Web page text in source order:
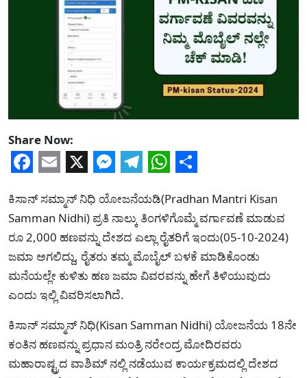
Share Now:
Facebook
Email
X Messenger
Telegram
WhatsApp
Share
ಕಿಸಾನ್ ಸಮ್ಮಾನ್ ನಿಧಿ ಯೋಜನೆಯಡಿ(Pradhan Mantri Kisan
Samman Nidhi) ಪ್ರತಿ ನಾಲ್ಕು ತಿಂಗಳಿಗೊಮ್ಮೆ ವರ್ಗಾವಣೆ ಮಾಡುವ
ರೂ 2,000 ಹಣವನ್ನು ದೇಶದ ಎಲ್ಲಾ ರೈತರಿಗೆ ಇಂದು(05-10-2024)
ಜಮಾ ಅಗಲಿದ್ದು, ರೈತರು ತಮ್ಮ ಮೊಬೈಲ್ ಬಳಕೆ ಮಾಡಿಕೊಂಡು
ಮನೆಯಲ್ಲೇ ಕುಳಿತು ಹಣ ಜಮಾ ವಿವರವನ್ನು ಹೇಗೆ ತಿಳಿಯುವುದು
ಎಂದು ಇಲ್ಲಿ ವಿವರಿಸಲಾಗಿದೆ.
ಕಿಸಾನ್ ಸಮ್ಮಾನ್ ನಿಧಿ(Kisan Samman Nidhi) ಯೋಜನೆಯ 18ನೇ
ಕಂತಿನ ಹಣವನ್ನು ಪ್ರಧಾನ ಮಂತ್ರಿ ನರೇಂದ್ರ ಮೋದಿರವರು
ಮಹಾರಾಷ್ಟ್ರದ ವಾಶಿಮ್ ನಲ್ಲಿ ನಡೆಯುವ ಕಾರ್ಯಕ್ರಮದಲ್ಲಿ ದೇಶದ